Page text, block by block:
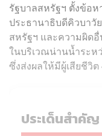
รัฐบาลสหรัฐฯ ตั้งข้อ
ประธานาธิบดีคิวบาวั
สหรัฐฯ และความผิด
ในบริเวณน่านน้ำระห
ซึ่งส่งผลให้มีผู้เสียชีวิ
ประเด็นสำคัญ